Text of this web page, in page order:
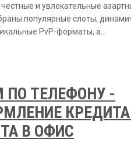
и увлекательные
популярные слоты,
PvP-форматы, а…
ПО ТЕЛЕФОНУ -
КРЕДИТА
В ОФИС